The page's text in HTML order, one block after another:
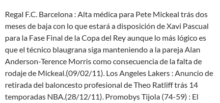
Regal F.C. Barcelona : Alta médica para Pete Mickeal trás dos
meses de baja con lo que estará a disposición de Xavi Pascual
para la Fase Final de la Copa del Rey aunque lo más lógico es
que el técnico blaugrana siga manteniendo a la pareja Alan
Anderson-Terence Morris como consecuencia de la falta de
rodaje de Mickeal.(09/02/11). Los Angeles Lakers : Anuncio de
retirada del baloncesto profesional de Theo Ratliff trás 14
temporadas NBA.(28/12/11). Promobys Tijola (74-59) : El